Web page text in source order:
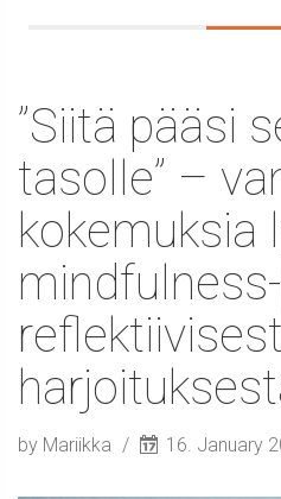
”Siitä pääsi
tasolle” –
kokemuksia
by Mariikka 16. January